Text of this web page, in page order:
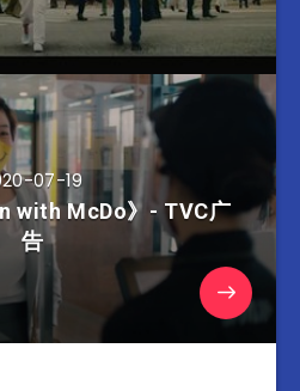
07-19
with McDo》- TVC广
告